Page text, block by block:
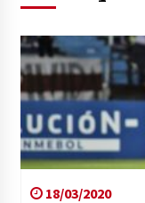
18/03/2020